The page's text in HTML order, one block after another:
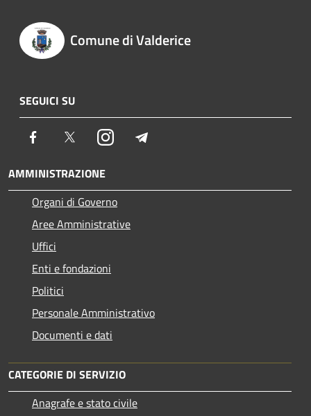
Comune di Valderice
SEGUICI SU
Facebook TwitterInstagram
AMMINISTRAZIONE
Organi di Governo
Aree Amministrative
Uffici
Enti e fondazioni
Politici
Personale Amministrativo
Documenti e dati
CATEGORIE DI SERVIZIO
Anagrafe e stato civile